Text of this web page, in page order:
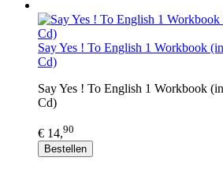
Say Yes ! To English 1 Workbook
Cd)
Say Yes ! To English 1 Workbook
Cd)
€ 14,90
Bestellen